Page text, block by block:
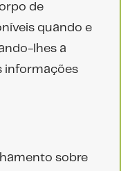
de
quando e
lhes a
informações
sobre